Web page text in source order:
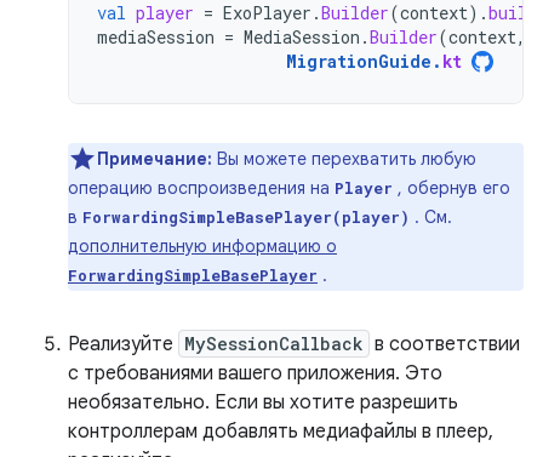
val player = ExoPlayer .Builder(context).build
mediaSession = MediaSession .Builder(context,
MigrationGuide . kt
Примечание: Вы можете перехватить любую
операцию воспроизведения на Player , обернув его
в ForwardingSimpleBasePlayer(player) . См.
дополнительную информацию о
ForwardingSimpleBasePlayer .
Реализуйте MySessionCallback в соответствии
с требованиями вашего приложения. Это
необязательно. Если вы хотите разрешить
контроллерам добавлять медиафайлы в плеер,